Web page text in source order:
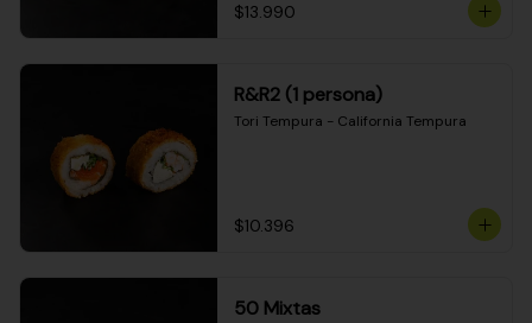
$13.990
R&R2 (1 persona)
Tori Tempura - California Tempura
$10.396
50 Mixtas